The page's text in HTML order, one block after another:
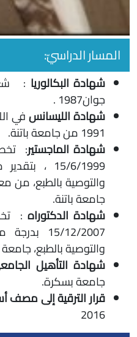
المسار الدراسيّ:
شهادة البكالوريا: شعبة
جوان1987 .
شهادة الليسانسفي
1991 من جامعة باتنة.
شهادة الماجستير: تخصص
15/6/1999 ،
والتوصية بالطبع، من
جامعة باتنة.
شهادة الدكتوراه: تخصص
15/12/2007
والتوصية بالطبع،
شهادة التأهيل
جامعة بسكرة.
قرار الترقية إلى مصف
2016